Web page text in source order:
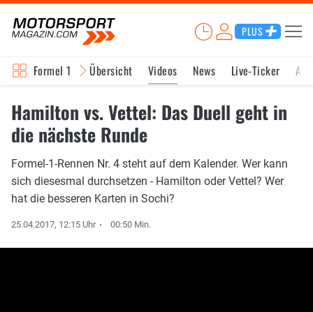
PLUS
Formel 1 Übersicht Videos News Live-Ticker
Hamilton vs. Vettel: Das Duell geht in
die nächste Runde
Formel-1-Rennen Nr. 4 steht auf dem Kalender. Wer kann
sich diesesmal durchsetzen - Hamilton oder Vettel? Wer
hat die besseren Karten in Sochi?
25.04.2017, 12:15 Uhr 00:50 Min.